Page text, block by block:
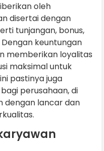
oleh
disertai dengan
tunjangan, bonus,
keuntungan
memberikan loyalitas
maksimal untuk
pastinya juga
perusahaan, di
dengan lancar dan